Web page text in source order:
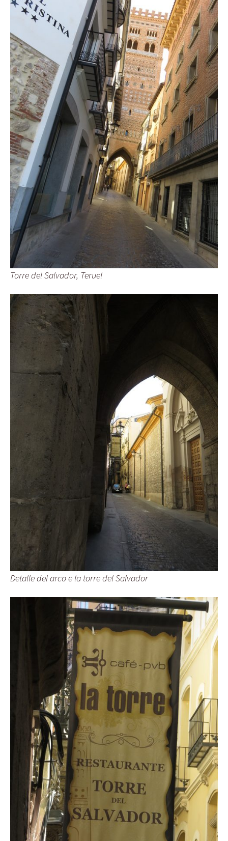
Torre del Salvador, Teruel
Detalle del arco e la torre del Salvador